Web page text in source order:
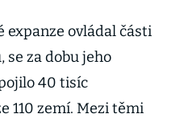
vojáků
expanze ovládal části
se za dobu jeho
40 tisíc
110 zemí. Mezi těmi